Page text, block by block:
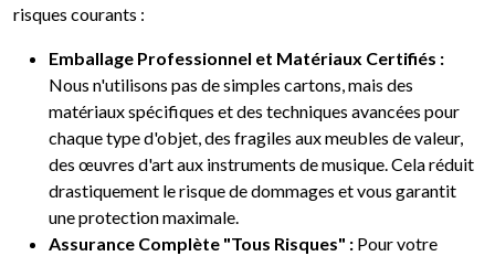
risques courants :
Emballage Professionnel et Matériaux Certifiés :
Nous n'utilisons pas de simples cartons, mais des
matériaux spécifiques et des techniques avancées pour
chaque type d'objet, des fragiles aux meubles de valeur,
des œuvres d'art aux instruments de musique. Cela réduit
drastiquement le risque de dommages et vous garantit
une protection maximale.
Assurance Complète "Tous Risques" : Pour votre